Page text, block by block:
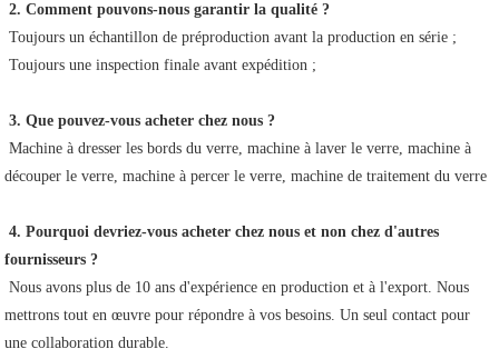
2. Comment pouvons-nous garantir la qualité ?
Toujours un échantillon de préproduction avant la production en série ;
Toujours une inspection finale avant expédition ;
3. Que pouvez-vous acheter chez nous ?
découper le verre, machine à percer le verre, machine de traitement du verre
4. Pourquoi devriez-vous acheter chez nous et non chez d'autres
fournisseurs ?
mettrons tout en œuvre pour répondre à vos besoins. Un seul contact pour
une collaboration durable.